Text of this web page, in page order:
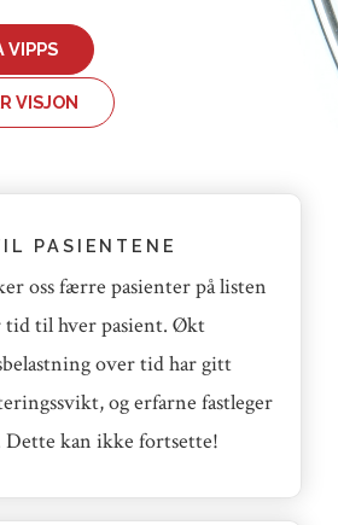
VIPPS
VISJON
PASIENTENE
oss færre pasienter på listen
tid til hver pasient. Økt
over tid har gitt
og erfarne fastleger
Dette kan ikke fortsette!